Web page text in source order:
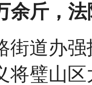
余斤，
街道办
将璧山